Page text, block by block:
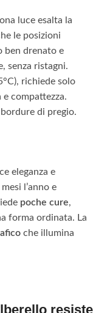
luce esalta la
le posizioni
ben drenato e
senza ristagni.
richiede solo
compattezza.
di pregio.
eleganza e
l’anno e
poche cure,
forma ordinata. La
che illumina
resiste